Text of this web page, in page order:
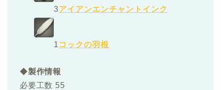
3アイアンエンチャントインク
1 コックの羽根
◆製作情報
必要工数 55